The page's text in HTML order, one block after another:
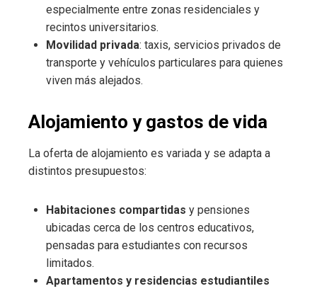
especialmente entre zonas residenciales y
recintos universitarios.
Movilidad privada: taxis, servicios privados de
transporte y vehículos particulares para quienes
viven más alejados.
Alojamiento y gastos de vida
La oferta de alojamiento es variada y se adapta a
distintos presupuestos:
Habitaciones compartidas y pensiones
ubicadas cerca de los centros educativos,
pensadas para estudiantes con recursos
limitados.
Apartamentos y residencias estudiantiles